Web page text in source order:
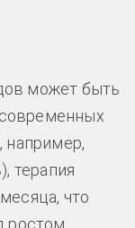
может быть
например,
терапия
что
ростом